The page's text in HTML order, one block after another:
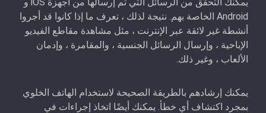
Android الخاصة بهم. نتيجة لذلك ، تعرف ما إذا كانوا قد أجروا
أنشطة غير لائقة عبر الإنترنت ، مثل مشاهدة مقاطع الفيديو
الإباحية ، وإرسال الرسائل الجنسية ، والمقامرة ، وإدمان
الألعاب ، وغير ذلك.
يمكنك إرشادهم بالطريقة الصحيحة لاستخدام الهاتف الخلوي
بمجرد اكتشاف أي خطأ. يمكنك أيضًا اتخاذ إجراءات في